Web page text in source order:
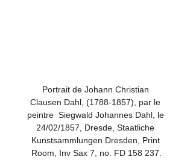
Portrait de Johann Christian
Clausen Dahl, (1788-1857), par le
peintre  Siegwald Johannes Dahl, le
24/02/1857, Dresde, Staatliche
Kunstsammlungen Dresden, Print
Room, Inv Sax 7, no. FD 158 237.